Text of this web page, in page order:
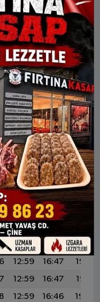
VAKITLERI
ÖĞLE İKINDI
13:01 16:54
20:08
13:01 16:54
20:07
13:01 16:53
20:05
13:01 16:53
20:04
13:01 16:52
20:03
13:01 16:51
20:01
13:00 16:51
20:00
13:00 16:50
19:59
13:00 16:49
13:00 16:49
13:00 16:48
19:54
12:59 16:47
19:53
12:59 16:47
19:51
12:59 16:46
19:50